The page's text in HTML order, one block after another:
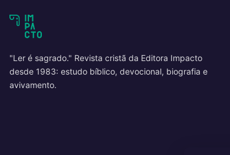
"Ler é sagrado." Revista cristã da Editora Impacto
desde 1983: estudo bíblico, devocional, biografia e
avivamento.